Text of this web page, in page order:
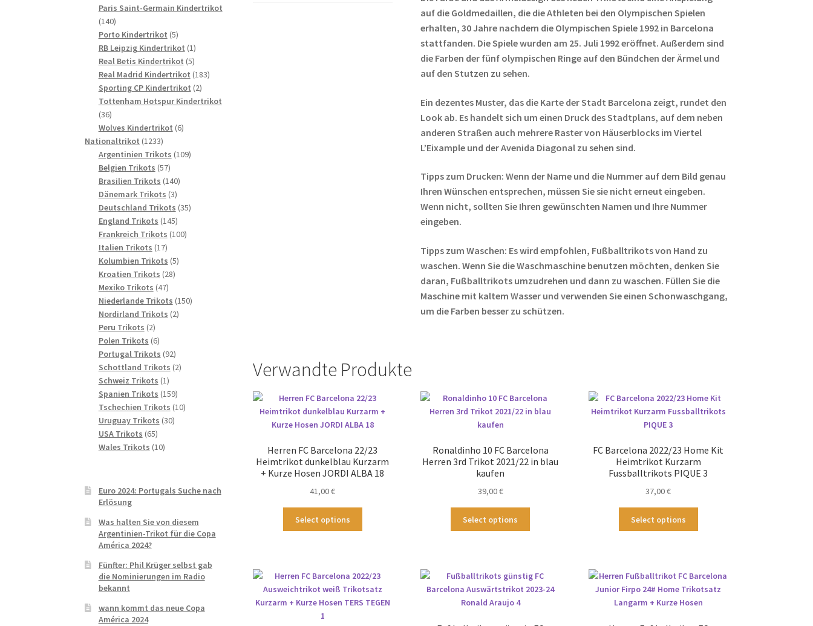
auf die Goldmedaillen, die die Athleten bei den Olympischen Spielen
erhalten, 30 Jahre nachdem die Olympischen Spiele 1992 in Barcelona
stattfanden. Die Spiele wurden am 25. Juli 1992 eröffnet. Außerdem sind
die Farben der fünf olympischen Ringe auf den Bündchen der Ärmel und
auf den Stutzen zu sehen.
Ein dezentes Muster, das die Karte der Stadt Barcelona zeigt, rundet den
Look ab. Es handelt sich um einen Druck des Stadtplans, auf dem neben
anderen Straßen auch mehrere Raster von Häuserblocks im Viertel
L’Eixample und der Avenida Diagonal zu sehen sind.
Tipps zum Drucken: Wenn der Name und die Nummer auf dem Bild genau
Ihren Wünschen entsprechen, müssen Sie sie nicht erneut eingeben.
Wenn nicht, sollten Sie Ihren gewünschten Namen und Ihre Nummer
eingeben.
Tipps zum Waschen: Es wird empfohlen, Fußballtrikots von Hand zu
waschen. Wenn Sie die Waschmaschine benutzen möchten, denken Sie
daran, Fußballtrikots umzudrehen und dann zu waschen. Füllen Sie die
Maschine mit kaltem Wasser und verwenden Sie einen Schonwaschgang,
um die Farben besser zu schützen.
Verwandte Produkte
Herren FC Barcelona 22/23
Heimtrikot dunkelblau Kurzarm
+ Kurze Hosen JORDI ALBA 18
41,00€
Select options
auf.
Die
Optionen
Ronaldinho 10 FC Barcelona
Herren 3rd Trikot 2021/22 in blau
kaufen
39,00€
Select options
auf.
Die
FC Barcelona 2022/23 Home Kit
Heimtrikot Kurzarm
Fussballtrikots PIQUE 3
37,00€
Select options
auf.
Die
Optionen
Produkte
Paris Saint-Germain Kindertrikot
140140
Produkte
Porto Kindertrikot 55
Produkte
RB Leipzig Kindertrikot 11
Produkt
Real Betis Kindertrikot 55
Produkte
Real Madrid Kindertrikot 183183
Sporting CP Kindertrikot 22
Produkte
Tottenham Hotspur Kindertrikot
3636
Produkte
Wolves Kindertrikot 66
Nationaltrikot 12331233
Produkte
Argentinien Trikots 109109
Belgien Trikots 5757
Produkte
Brasilien Trikots 140140
Dänemark Trikots 33
Produkte
Deutschland Trikots 3535
England Trikots 145145
Produkte
Frankreich Trikots 100100
Italien Trikots 1717
Produkte
Kolumbien Trikots 55
Kroatien Trikots 2828
Mexiko Trikots 4747
Produkte
Niederlande Trikots 150150
Nordirland Trikots 22
Peru Trikots 22
Produkte
Polen Trikots 66
Produkte
Portugal Trikots 9292
Produkte
Schottland Trikots 22
Schweiz Trikots 11
Produkt
Spanien Trikots 159159
Produkte
Tschechien Trikots 1010
Uruguay Trikots 3030
USA Trikots 6565
Produkte
Wales Trikots 1010
Euro 2024: Portugals Suche nach
Erlösung
Was halten Sie von diesem
Argentinien-Trikot für die Copa
América 2024?
Fünfter: Phil Krüger selbst gab
die Nominierungen im Radio
bekannt
wann kommt das neue Copa
América 2024